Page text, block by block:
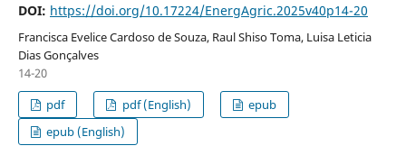
DOI: https://doi.org/10.17224/EnergAgric.2025v40p14-20
Francisca Evelice Cardoso de Souza, Raul Shiso Toma, Luisa Leticia
Dias Gonçalves
14-20
pdf
pdf (English)
epub
epub (English)